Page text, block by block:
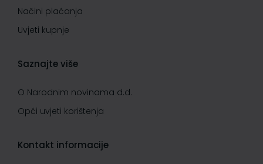
Načini plaćanja
Uvjeti kupnje
Saznajte više
O Narodnim novinama d.d.
Opći uvjeti korištenja
Kontakt informacije